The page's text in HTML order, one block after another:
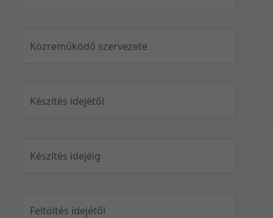
Közreműködő szervezete
Készítés idejétől
Készítés idejéig
Feltöltés idejétől